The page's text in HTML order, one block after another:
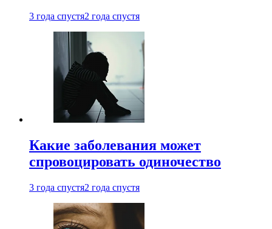
3 года спустя2 года спустя
Какие заболевания может
спровоцировать одиночество
3 года спустя2 года спустя